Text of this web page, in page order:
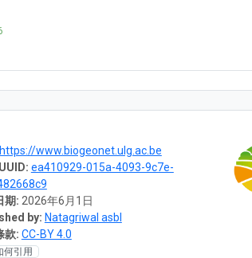
https://www.biogeonet.ulg.ac.be
ea410929-015a-4093-9c7e-
期: 2026年6月1日
by: Natagriwal asbl
款: CC-BY 4.0
何引用